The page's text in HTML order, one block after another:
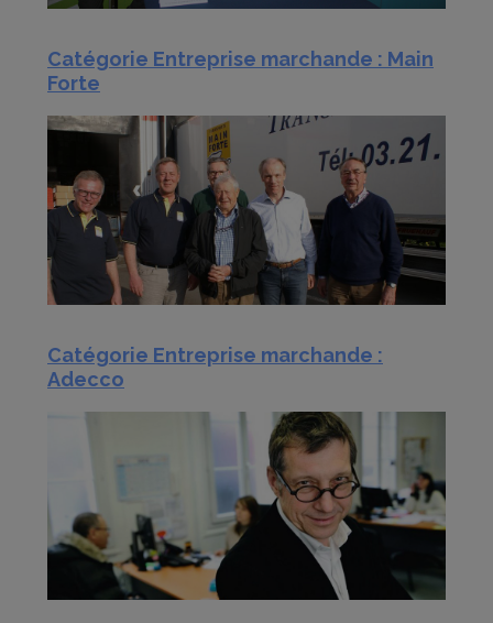
Catégorie Entreprise marchande : Main
Forte
Catégorie Entreprise marchande :
Adecco